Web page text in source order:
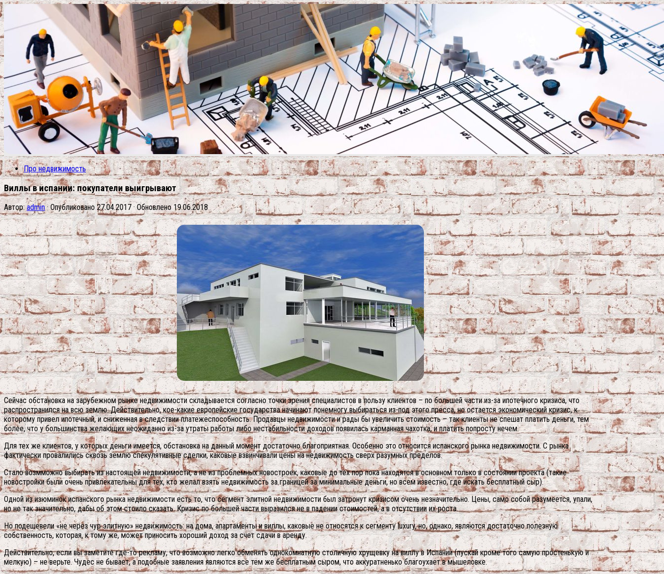
Про недвижимость
Виллы в испании: покупатели выигрывают
Автор:admin · Опубликовано27.04.2017· Обновлено19.06.2018
Сейчас обстановка на зарубежном рынке недвижимости складывается согласно точки зрения специалистов в пользу клиентов – по большей части из-за ипотечного кризиса, что
распространился на всю землю. Действительно, кое-какие европейские государства начинают понемногу выбираться из-под этого пресса, но остается экономический кризис, к
которому привел ипотечный, и сниженная в следствии платежеспособность. Продавцы недвижимости и рады бы увеличить стоимость – так клиенты не спешат платить деньги, тем
более, что у большинства желающих неожиданно из-за утраты работы либо нестабильности доходов появилась карманная чахотка, и платить попросту нечем.
Для тех же клиентов, у которых деньги имеется, обстановка на данный момент достаточно благоприятная. Особенно это относится испанского рынка недвижимости. С рынка
фактически провалились сквозь землю спекулятивные сделки, каковые взвинчивали цены на недвижимость сверх разумных пределов.
Стало возмможно выбирать из настоящей недвижимости, а не из проблемных новостроек, каковые до тех пор пока находятся в основном только в состоянии проекта (такие
новостройки были очень привлекательны для тех, кто желал взять недвижимость за границей за минимальные деньги, но всем известно, где искать бесплатный сыр).
Одной из изюминок испанского рынка недвижимости есть то, что сегмент элитной недвижимости был затронут кризисом очень незначительно. Цены, само собой разумеется, упали,
но не так значительно, дабы об этом стоило сказать. Кризис по большей части выразился не в падении стоимостей, а в отсутствии их роста.
Но подешевели «не через чур элитную» недвижимость: на дома, апартаменты и виллы, каковые не относятся к сегменту luxury, но, однако, являются достаточно полезную
собственность, которая, к тому же, может приносить хороший доход за счет сдачи в аренду.
Действительно, если вы заметите где-то рекламу, что возможно легко обменять однокомнатную столичную хрущевку на виллу в Испании (пускай кроме того самую простенькую и
мелкую) – не верьте. Чудес не бывает, а подобные заявления являются все тем же бесплатным сыром, что аккуратненько благоухает в мышеловке.